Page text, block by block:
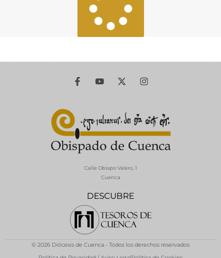
DESCUBRE
Calle Obispo Valero, 1
Cuenca
© 2026 Diócesis de Cuenca - Todos los derechos reservados